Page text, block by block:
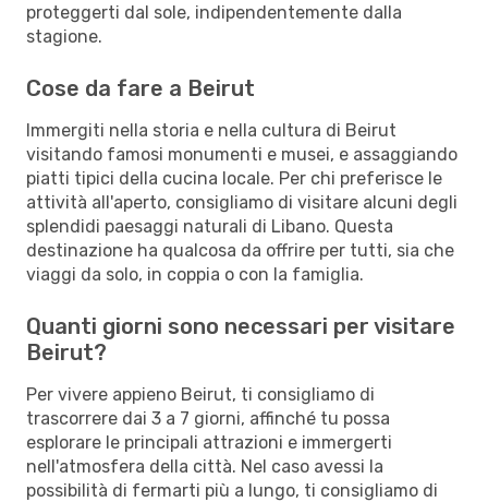
proteggerti dal sole, indipendentemente dalla
stagione.
Cose da fare a Beirut
Immergiti nella storia e nella cultura di Beirut
visitando famosi monumenti e musei, e assaggiando
piatti tipici della cucina locale. Per chi preferisce le
attività all'aperto, consigliamo di visitare alcuni degli
splendidi paesaggi naturali di Libano. Questa
destinazione ha qualcosa da offrire per tutti, sia che
viaggi da solo, in coppia o con la famiglia.
Quanti giorni sono necessari per visitare
Beirut?
Per vivere appieno Beirut, ti consigliamo di
trascorrere dai 3 a 7 giorni, affinché tu possa
esplorare le principali attrazioni e immergerti
nell'atmosfera della città. Nel caso avessi la
possibilità di fermarti più a lungo, ti consigliamo di